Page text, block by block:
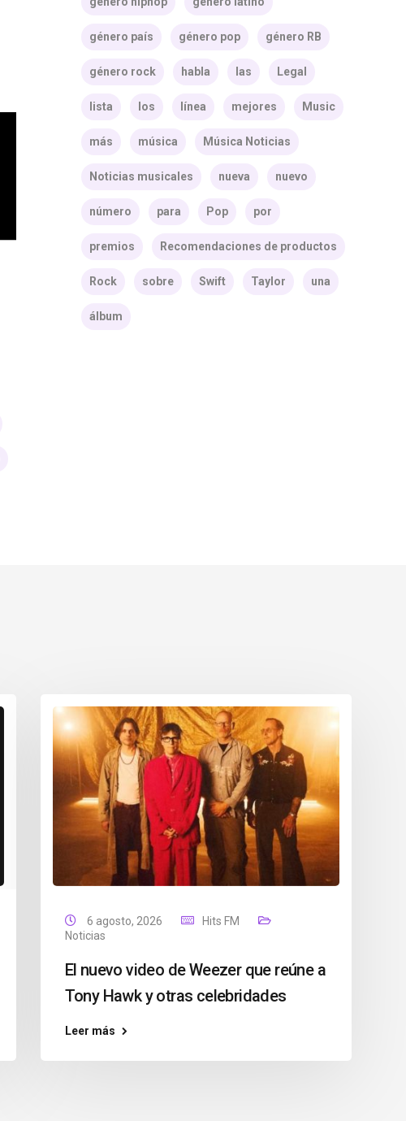
género país género pop género RB
género rock habla las Legal
lista los línea mejores Music
más música Música Noticias
Noticias musicales nueva nuevo
número para Pop por
premios Recomendaciones de productos
Rock sobre Swift Taylor una
álbum
6 agosto, 2026
Hits FM
Noticias
El nuevo video de Weezer que reúne a
Tony Hawk y otras celebridades
Leer más